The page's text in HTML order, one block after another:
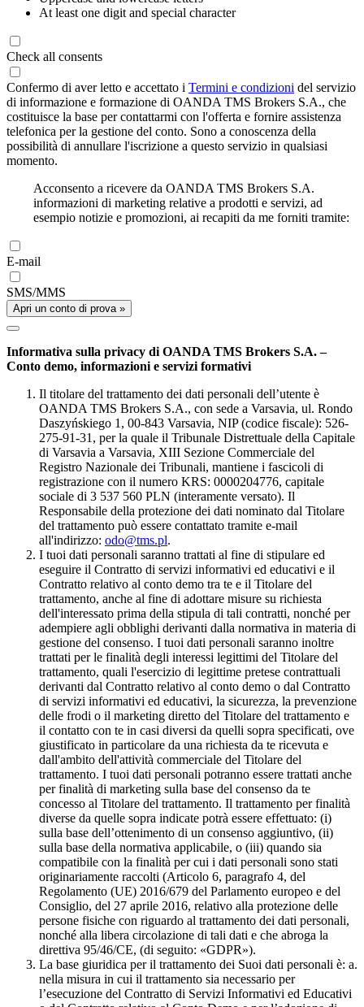
At least one digit and special character
Check all consents
Confermo di aver letto e accettato i Termini e condizioni del servizio
di informazione e formazione di OANDA TMS Brokers S.A., che
costituisce la base per contattarmi con l'offerta e fornire assistenza
telefonica per la gestione del conto. Sono a conoscenza della
possibilità di annullare l'iscrizione a questo servizio in qualsiasi
momento.
Acconsento a ricevere da OANDA TMS Brokers S.A.
informazioni di marketing relative a prodotti e servizi, ad
esempio notizie e promozioni, ai recapiti da me forniti tramite:
E-mail
SMS/MMS
Apri un conto di prova »
Informativa sulla privacy di OANDA TMS Brokers S.A. –
Conto demo, informazioni e servizi formativi
Il titolare del trattamento dei dati personali dell’utente è
OANDA TMS Brokers S.A., con sede a Varsavia, ul. Rondo
Daszyńskiego 1, 00-843 Varsavia, NIP (codice fiscale): 526-
275-91-31, per la quale il Tribunale Distrettuale della Capitale
di Varsavia a Varsavia, XIII Sezione Commerciale del
Registro Nazionale dei Tribunali, mantiene i fascicoli di
registrazione con il numero KRS: 0000204776, capitale
sociale di 3 537 560 PLN (interamente versato). Il
Responsabile della protezione dei dati nominato dal Titolare
del trattamento può essere contattato tramite e-mail
all'indirizzo: odo@tms.pl.
I tuoi dati personali saranno trattati al fine di stipulare ed
eseguire il Contratto di servizi informativi ed educativi e il
Contratto relativo al conto demo tra te e il Titolare del
trattamento, anche al fine di adottare misure su richiesta
dell'interessato prima della stipula di tali contratti, nonché per
adempiere agli obblighi derivanti dalla normativa in materia di
gestione del consenso. I tuoi dati personali saranno inoltre
trattati per le finalità degli interessi legittimi del Titolare del
trattamento, quali l'esercizio di legittime pretese contrattuali
derivanti dal Contratto relativo al conto demo o dal Contratto
di servizi informativi ed educativi, la sicurezza, la prevenzione
delle frodi o il marketing diretto del Titolare del trattamento e
il contatto con te in casi diversi da quelli sopra specificati, ove
giustificato in particolare da una richiesta da te ricevuta e
dall'ambito dell'attività commerciale del Titolare del
trattamento. I tuoi dati personali potranno essere trattati anche
per finalità di marketing sulla base del consenso da te
concesso al Titolare del trattamento. Il trattamento per finalità
diverse da quelle sopra indicate potrà essere effettuato: (i)
sulla base dell’ottenimento di un consenso aggiuntivo, (ii)
sulla base della normativa applicabile, o (iii) quando sia
compatibile con la finalità per cui i dati personali sono stati
originariamente raccolti (Articolo 6, paragrafo 4, del
Regolamento (UE) 2016/679 del Parlamento europeo e del
Consiglio, del 27 aprile 2016, relativo alla protezione delle
persone fisiche con riguardo al trattamento dei dati personali,
nonché alla libera circolazione di tali dati e che abroga la
direttiva 95/46/CE, (di seguito: «GDPR»).
La base giuridica per il trattamento dei Suoi dati personali è: a.
nella misura in cui il trattamento sia necessario per
l’esecuzione del Contratto di Servizi Informativi ed Educativi